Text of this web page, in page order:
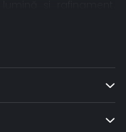
din aluminiu cu
electrică
automatizată de
de livrare rapidă și